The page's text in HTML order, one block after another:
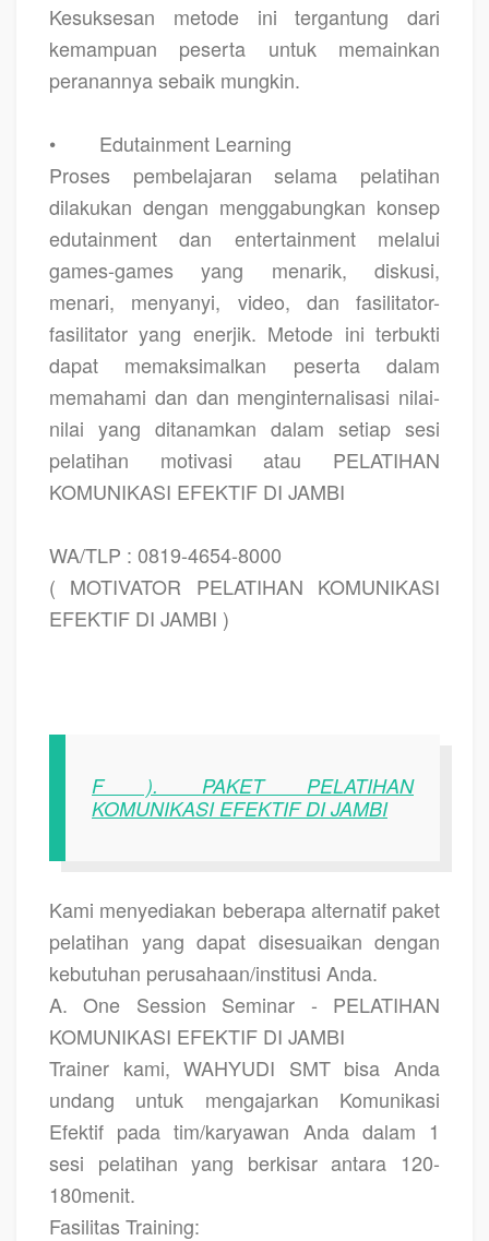
Kesuksesan metode ini tergantung dari
kemampuan peserta untuk memainkan
peranannya sebaik mungkin.
•
Edutainment Learning
Proses pembelajaran selama pelatihan
dilakukan dengan menggabungkan konsep
edutainment dan entertainment melalui
games-games yang menarik, diskusi,
menari, menyanyi, video, dan fasilitator-
fasilitator yang enerjik. Metode ini terbukti
dapat memaksimalkan peserta dalam
memahami dan dan menginternalisasi nilai-
nilai yang ditanamkan dalam setiap sesi
pelatihan motivasi atau PELATIHAN
KOMUNIKASI EFEKTIF DI JAMBI
WA/TLP : 0819-4654-8000
( MOTIVATOR PELATIHAN KOMUNIKASI
EFEKTIF DI JAMBI )
F ). PAKET PELATIHAN
KOMUNIKASI EFEKTIF DI JAMBI
Kami menyediakan beberapa alternatif paket
pelatihan yang dapat disesuaikan dengan
kebutuhan perusahaan/institusi Anda.
A. One Session Seminar - PELATIHAN
KOMUNIKASI EFEKTIF DI JAMBI
Trainer kami, WAHYUDI SMT bisa Anda
undang untuk mengajarkan Komunikasi
Efektif pada tim/karyawan Anda dalam 1
sesi pelatihan yang berkisar antara 120-
180menit.
Fasilitas Training: